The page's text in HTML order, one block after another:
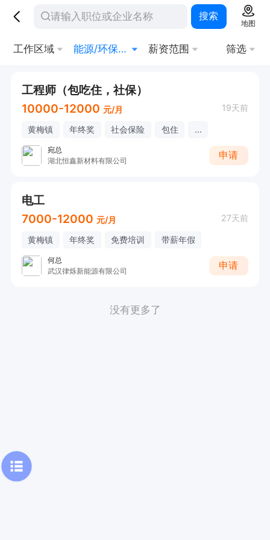
搜索
地图
工作区域 能源/环保/化工/制药 薪资范围 筛选
工程师（包吃住，社保）
10000-12000 元/月 19天前
黄梅镇 年终奖 社会保险 包住 ...
宛总
湖北恒鑫新材料有限公司
申请
电工
7000-12000 元/月 27天前
黄梅镇 年终奖 免费培训 带薪年假
何总
武汉律烁新能源有限公司
申请
没有更多了